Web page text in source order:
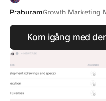
PraburamGrowth Marketing
Kom igång med